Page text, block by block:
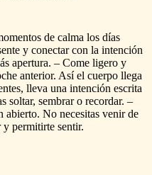
de calma los días
y conectar con la intención
apertura. – Come ligero y
anterior. Así el cuerpo llega
lleva una intención escrita
soltar, sembrar o recordar. –
abierto. No necesitas venir de
y permitirte sentir.